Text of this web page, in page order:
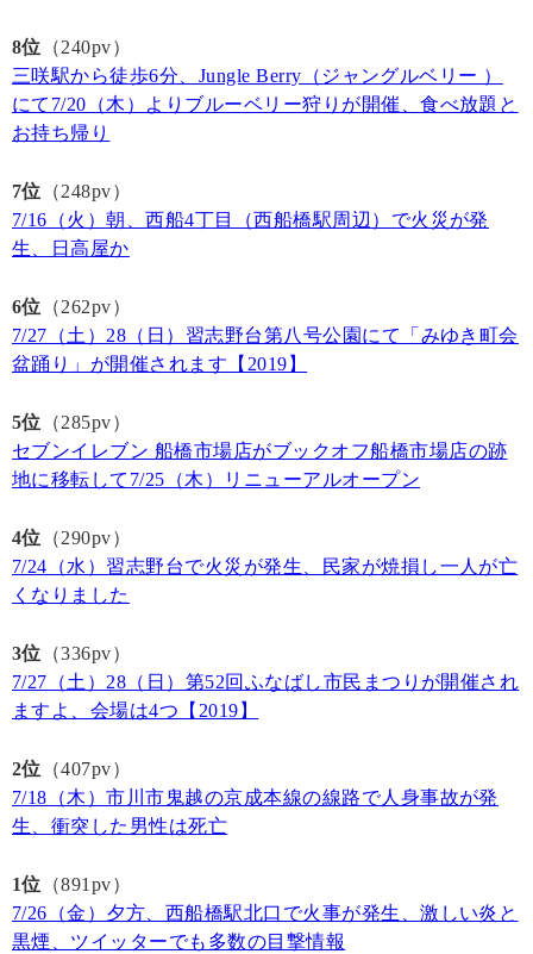
8位 （240pv）
三咲駅から徒歩6分、Jungle Berry（ジャングルベリー ）
にて7/20（木）よりブルーベリー狩りが開催、食べ放題と
お持ち帰り
7位 （248pv）
7/16（火）朝、西船4丁目（西船橋駅周辺）で火災が発
生、日高屋か
6位 （262pv）
7/27（土）28（日）習志野台第八号公園にて「みゆき町会
盆踊り」が開催されます【2019】
5位 （285pv）
セブンイレブン 船橋市場店がブックオフ船橋市場店の跡
地に移転して7/25（木）リニューアルオープン
4位 （290pv）
7/24（水）習志野台で火災が発生、民家が焼損し一人が亡
くなりました
3位 （336pv）
7/27（土）28（日）第52回ふなばし市民まつりが開催され
ますよ、会場は4つ【2019】
2位 （407pv）
7/18（木）市川市鬼越の京成本線の線路で人身事故が発
生、衝突した男性は死亡
1位 （891pv）
7/26（金）夕方、西船橋駅北口で火事が発生、激しい炎と
黒煙、ツイッターでも多数の目撃情報